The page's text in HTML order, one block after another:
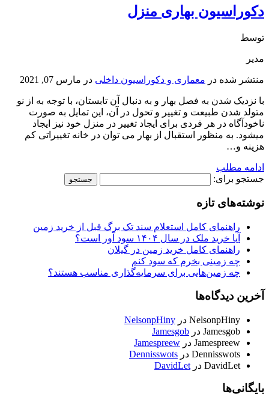
دکوراسیون بهاری منزل
توسط
مدیر
منتشر شده در معماری و دکوراسیون داخلی در مارس 07, 2021
با نزدیک شدن به فصل بهار و به دنبال آن تابستان، با توجه به از نو
متولد شدن طبیعت و تغییر و تحول در آن، این تمایل به صورت
ناخودآگاه در هر فردی برای ایجاد تغییر در منزل خود نیز ایجاد
میشود. به منظور استقبال از بهار می توان در خانه تغییراتی کم
هزینه و…
ادامه مطلب
جستجو برای:
نوشته‌های تازه
راهنمای کامل استعلام سند تک برگ قبل از خرید زمین
آیا خرید ملک در سال ۱۴۰۴ سود آور است؟
راهنمای کامل خرید زمین در گیلان
چه زمینی بخرم که سود کنم
چه زمین‌هایی برای سرمایه‌گذاری مناسب هستند؟
آخرین دیدگاه‌ها
NelsonpHiny در NelsonpHiny
Jamesgob در Jamesgob
Jamespreew در Jamespreew
Dennisswots در Dennisswots
DavidLet در DavidLet
بایگانی‌ها